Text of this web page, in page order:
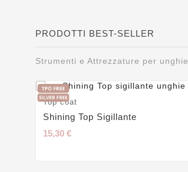
PRODOTTI BEST-SELLER
Strumenti e Attrezzature per unghie
Top coat
Shining Top Sigillante
15,30 €